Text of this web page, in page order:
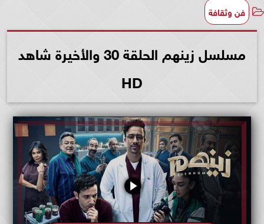
فن وثقافة
مسلسل زينهم الحلقة 30 والأخيرة شاهد
HD